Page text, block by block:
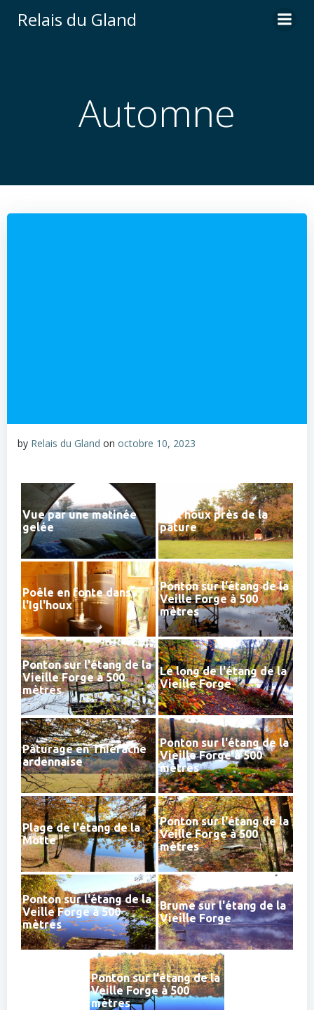
Relais du Gland
Automne
by Relais du Gland on octobre 10, 2023
Vue par une matinée
gelée
L'Igl'houx près de la
pâture
Poêle en fonte dans
l'Igl'houx
Ponton sur l'étang de la
Veille Forge à 500
mètres
Ponton sur l'étang de la
Vieille Forge à 500
mètres
Le long de l'étang de la
Vieille Forge
Pâturage en Thiérache
ardennaise
Ponton sur l'étang de la
Vieille Forge à 500
mètres
Plage de l'étang de la
Motte
Ponton sur l'étang de la
Veille Forge à 500
mètres
Ponton sur l'étang de la
Veille Forge à 500
mètres
Brume sur l'étang de la
Vieille Forge
Ponton sur l'étang de la
Veille Forge à 500
mètres